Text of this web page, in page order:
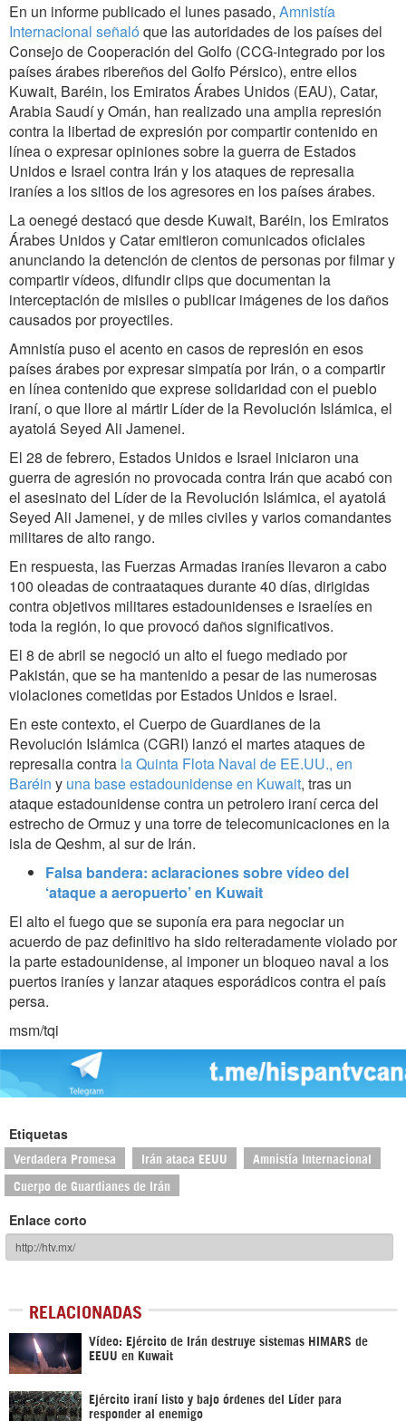
En un informe publicado el lunes pasado, Amnistía
Internacional señaló que las autoridades de los países del
Consejo de Cooperación del Golfo (CCG-integrado por los
países árabes ribereños del Golfo Pérsico), entre ellos
Kuwait, Baréin, los Emiratos Árabes Unidos (EAU), Catar,
Arabia Saudí y Omán, han realizado una amplia represión
contra la libertad de expresión por compartir contenido en
línea o expresar opiniones sobre la guerra de Estados
Unidos e Israel contra Irán y los ataques de represalia
iraníes a los sitios de los agresores en los países árabes.
La oenegé destacó que desde Kuwait, Baréin, los Emiratos
Árabes Unidos y Catar emitieron comunicados oficiales
anunciando la detención de cientos de personas por filmar y
compartir vídeos, difundir clips que documentan la
interceptación de misiles o publicar imágenes de los daños
causados ​​por proyectiles.
Amnistía puso el acento en casos de represión en esos
países árabes por expresar simpatía por Irán, o a compartir
en línea contenido que exprese solidaridad con el pueblo
iraní, o que llore al mártir Líder de la Revolución Islámica, el
ayatolá Seyed Ali Jamenei.
El 28 de febrero, Estados Unidos e Israel iniciaron una
guerra de agresión no provocada contra Irán que acabó con
el asesinato del Líder de la Revolución Islámica, el ayatolá
Seyed Ali Jamenei, y de miles civiles y varios comandantes
militares de alto rango.
En respuesta, las Fuerzas Armadas iraníes llevaron a cabo
100 oleadas de contraataques durante 40 días, dirigidas
contra objetivos militares estadounidenses e israelíes en
toda la región, lo que provocó daños significativos.
El 8 de abril se negoció un alto el fuego mediado por
Pakistán, que se ha mantenido a pesar de las numerosas
violaciones cometidas por Estados Unidos e Israel.
En este contexto, el Cuerpo de Guardianes de la
Revolución Islámica (CGRI) lanzó el martes ataques de
represalia contra la Quinta Flota Naval de EE.UU., en
Baréin y una base estadounidense en Kuwait, tras un
ataque estadounidense contra un petrolero iraní cerca del
estrecho de Ormuz y una torre de telecomunicaciones en la
isla de Qeshm, al sur de Irán.
Falsa bandera: aclaraciones sobre vídeo del
‘ataque a aeropuerto’ en Kuwait
El alto el fuego que se suponía era para negociar un
acuerdo de paz definitivo ha sido reiteradamente violado por
la parte estadounidense, al imponer un bloqueo naval a los
puertos iraníes y lanzar ataques esporádicos contra el país
persa.
msm/tqi
Etiquetas
Verdadera Promesa Irán ataca EEUU Amnistía Internacional
Cuerpo de Guardianes de Irán
Enlace corto
RELACIONADAS
Vídeo: Ejército de Irán destruye sistemas HIMARS de
EEUU en Kuwait
Ejército iraní listo y bajo órdenes del Líder para
responder al enemigo